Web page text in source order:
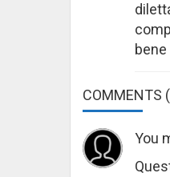
COMMENTS
You